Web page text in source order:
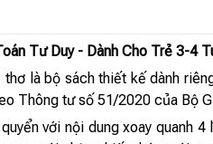
Tư Duy - Dành Cho Trẻ 3-4
thơ là bộ sách thiết kế dành
Thông tư số 51/2020 của Bộ
với nội dung xoay quanh